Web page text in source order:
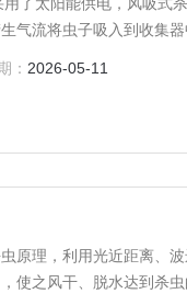
气流将虫子吸入到收集器
： 2026-05-11
原理，利用光近距离、
使之风干、脱水达到杀虫